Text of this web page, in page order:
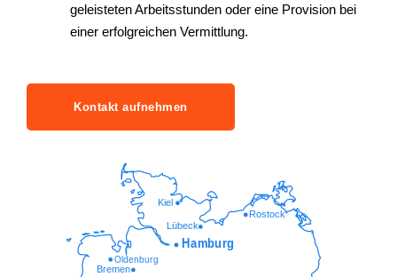
geleisteten Arbeitsstunden oder eine Provision bei
einer erfolgreichen Vermittlung.
Kontakt aufnehmen
Oldenburg
Lübeck
Rostock
Kiel
Bremen
Hamburg